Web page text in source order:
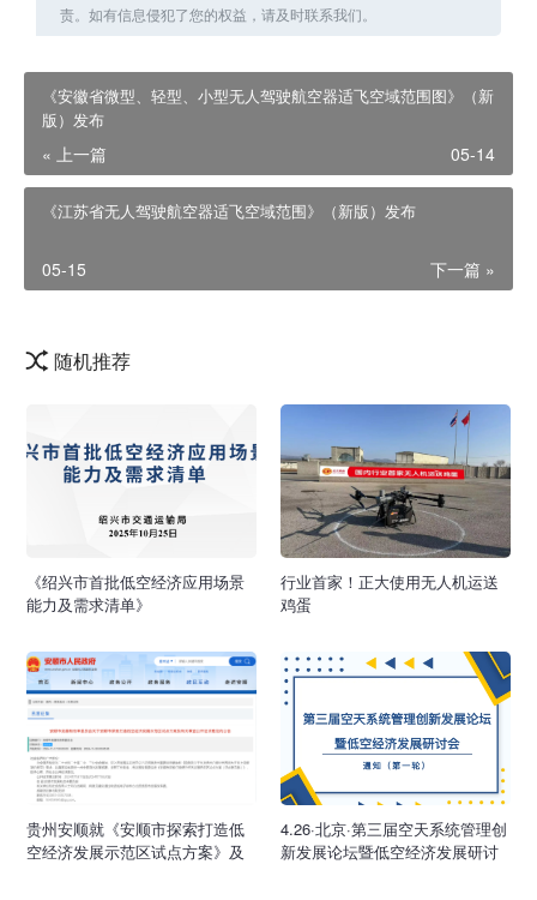
责。如有信息侵犯了您的权益，请及时联系我们。
《安徽省微型、轻型、小型无人驾驶航空器适飞空域范围图》（新
版）发布
« 上一篇 05-14
《江苏省无人驾驶航空器适飞空域范围》（新版）发布
下一篇 »
05-15
随机推荐
《绍兴市首批低空经济应用场景
能力及需求清单》
行业首家！正大使用无人机运送
鸡蛋
贵州安顺就《安顺市探索打造低
空经济发展示范区试点方案》及
4.26·北京·第三届空天系统管理创
新发展论坛暨低空经济发展研讨